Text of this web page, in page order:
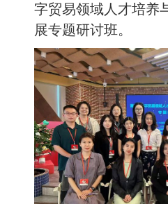
字贸易领域人才培养
展专题研讨班。